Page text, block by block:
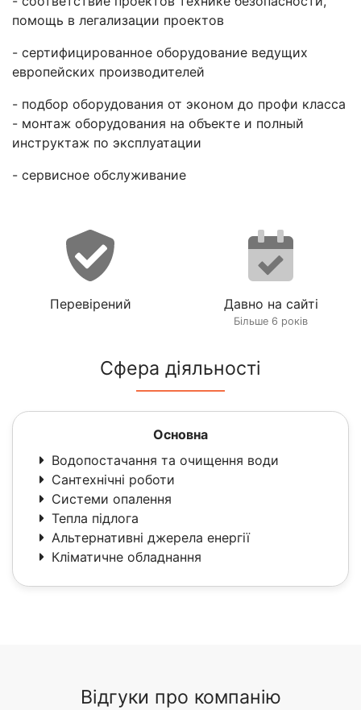
помощь в легализации проектов
- сертифицированное оборудование ведущих
европейских производителей
- подбор оборудования от эконом до профи класса
- монтаж оборудования на объекте и полный
инструктаж по эксплуатации
- сервисное обслуживание
Перевірений Давно на сайті
Більше 6 років
Сфера діяльності
Основна
Водопостачання та очищення води
Сантехнічні роботи
Системи опалення
Тепла підлога
Альтернативні джерела енергії
Кліматичне обладнання
Відгуки про компанію